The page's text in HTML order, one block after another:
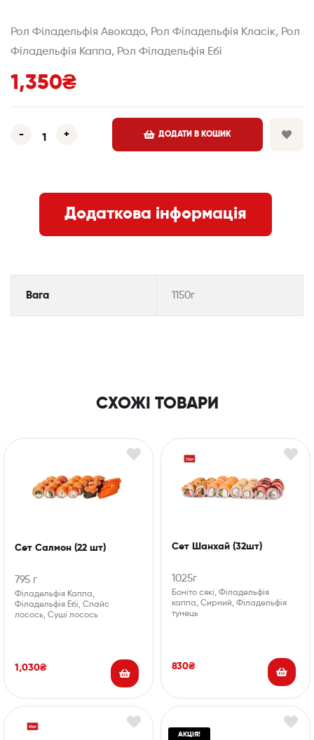
Рол Філадельфія Авокадо, Рол Філадельфія Класік, Рол
Філадельфія Каппа, Рол Філадельфія Ебі
1,350₴
- + ДОДАТИ В КОШИК
Додаткова інформація
Вага 1150г
СХОЖІ ТОВАРИ
Сет Салмон (22 шт)
795 г
Філадельфія Каппа,
Філадельфія Ебі, Спайс
лосось, Суші лосось
1,030₴
Сет Шанхай (32шт)
1025г
Боніто сякі, Філадельфія
каппа, Сирний, Філадельфія
тунець
830₴
АКЦІЯ!